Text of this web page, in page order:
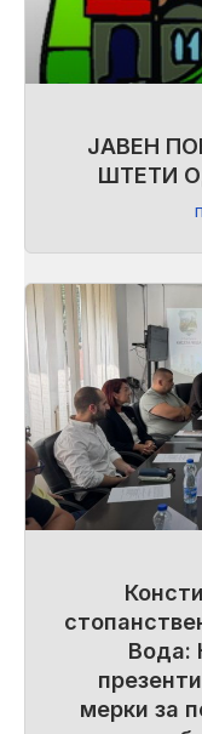
ЈАВЕН
ШТЕТИ
Вода:
мерки за